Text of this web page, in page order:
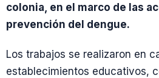
colonia, en el marco de las
prevención del dengue.
Los trabajos se realizaron en
establecimientos educativos,